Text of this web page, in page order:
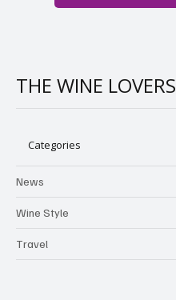
THE WINE LOVERS
Categories
News
Wine Style
Travel